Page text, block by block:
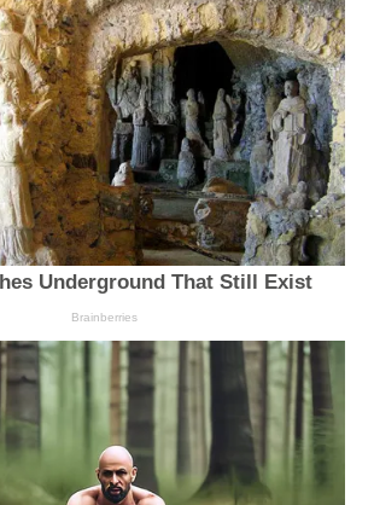
Underground That Still Exist
Brainberries